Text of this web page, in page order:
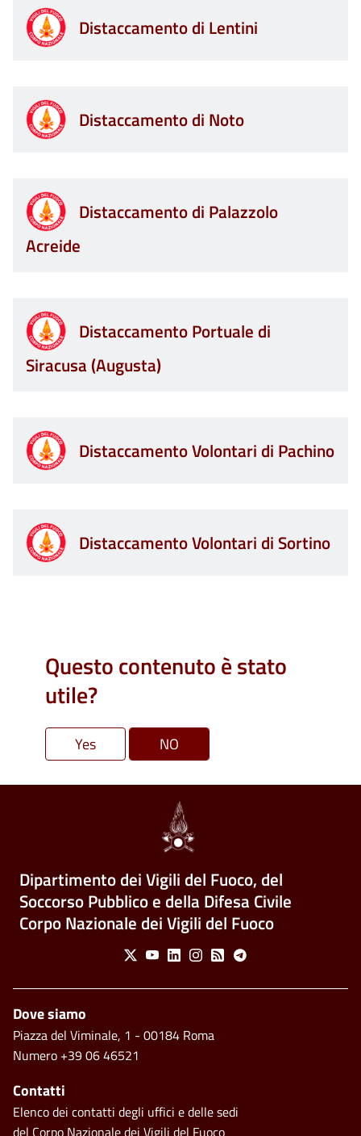
Distaccamento di Lentini
Distaccamento di Noto
Distaccamento di Palazzolo
Acreide
Distaccamento Portuale di
Siracusa (Augusta)
Distaccamento Volontari di Pachino
Distaccamento Volontari di Sortino
Questo contenuto è stato
utile?
Dipartimento dei Vigili del Fuoco, del
Soccorso Pubblico e della Difesa Civile
Corpo Nazionale dei Vigili del Fuoco
Social Menu
X YoutubeLinkedinInstagram
Feed Telegram
Piè di pagina
Dove siamo
Piazza del Viminale, 1 - 00184 Roma
Numero +39 06 46521
Contatti
Elenco dei contatti degli uffici e delle sedi